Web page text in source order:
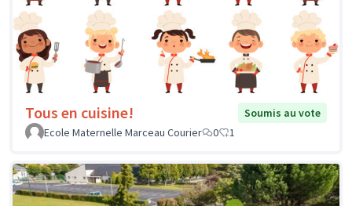
Tous en cuisine!
Soumis au vote
Ecole Maternelle Marceau Courier
0 1